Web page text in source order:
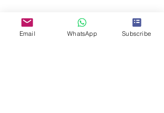
Search for CPE course
Email WhatsApp Subscribe